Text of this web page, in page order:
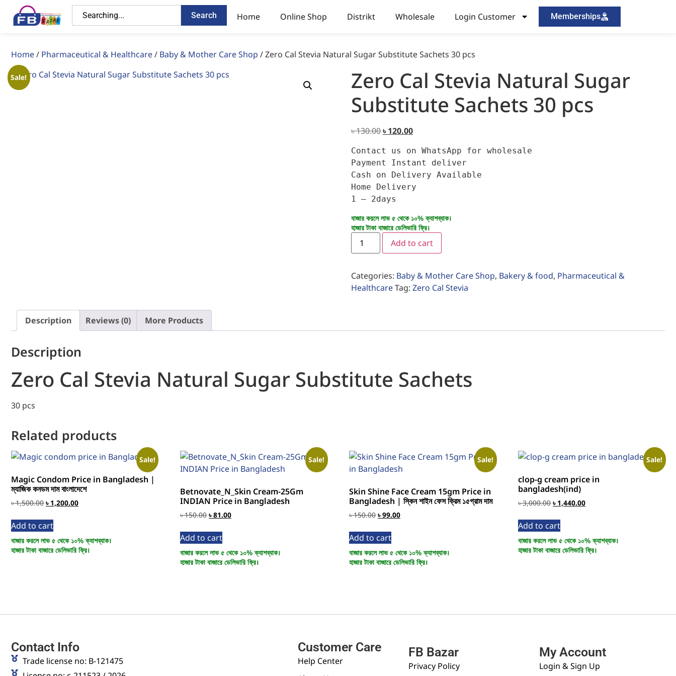
Search Home Online Shop Distrikt Wholesale Login Customer Memberships
Home/ Pharmaceutical & Healthcare/ Baby & Mother Care Shop / Zero Cal Stevia Natural Sugar Substitute Sachets 30 pcs
Sale!
Zero Cal Stevia Natural Sugar
Substitute Sachets 30 pcs
৳130.00৳120.00
Contact us on WhatsApp for wholesale
Payment Instant deliver
Cash on Delivery Available
Home Delivery
1 – 2days
বাজার করলে লাভ ৫ থেকে ১০% ক্যাশব্যাক।
হাজার টাকা বাজারে ডেলিভারি ফ্রি।
Add to cart
Categories: Baby & Mother Care Shop, Bakery & food, Pharmaceutical &
HealthcareTag: Zero Cal Stevia
Description Reviews (0) More Products
Description
Zero Cal Stevia Natural Sugar Substitute Sachets
30 pcs
Related products
Sale!
Magic Condom Price in Bangladesh |
ম্যাজিক কনডম দাম বাংলাদেশে
৳1,500.00 ৳ 1,200.00
Add to cart
বাজার করলে লাভ ৫ থেকে ১০% ক্যাশব্যাক।
হাজার টাকা বাজারে ডেলিভারি ফ্রি।
Sale!
Betnovate_N_Skin Cream-25Gm
INDIAN Price in Bangladesh
৳150.00 ৳81.00
Add to cart
বাজার করলে লাভ ৫ থেকে ১০% ক্যাশব্যাক।
হাজার টাকা বাজারে ডেলিভারি ফ্রি।
Sale!
Skin Shine Face Cream 15gm Price in
Bangladesh | স্কিন শাইন ফেস ক্রিম ১৫গ্রাম দাম
৳150.00 ৳99.00
Add to cart
বাজার করলে লাভ ৫ থেকে ১০% ক্যাশব্যাক।
হাজার টাকা বাজারে ডেলিভারি ফ্রি।
Sale!
clop-g cream price in
bangladesh(ind)
৳3,000.00 ৳ 1,440.00
Add to cart
বাজার করলে লাভ ৫ থেকে ১০% ক্যাশব্যাক।
হাজার টাকা বাজারে ডেলিভারি ফ্রি।
Contact Info
Trade license no: B-121475
Customer Care
Help Center
FB Bazar
Privacy Policy
My Account
Login & Sign Up